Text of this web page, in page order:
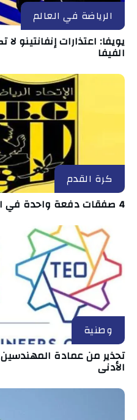
الرياضة في العالم
يويفا: اعتذارات إنفانتينو
الفيفا
كرة القدم
4 صفقات دفعة واحدة في اتحاد بن قردان
وطنية
تحذير من عمادة
الأدنى